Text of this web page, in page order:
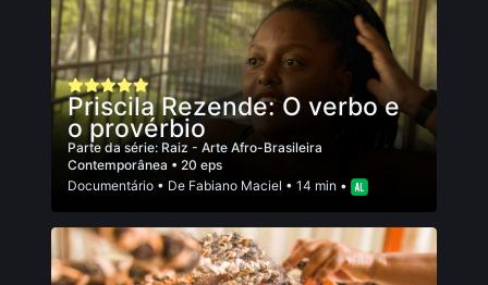
Priscila Rezende: O verbo e
o provérbio
Parte da série: Raiz - Arte Afro-Brasileira
Contemporânea • 20 eps
Documentário • De Fabiano Maciel • 14 min •